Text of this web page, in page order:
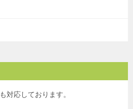
も対応しております。